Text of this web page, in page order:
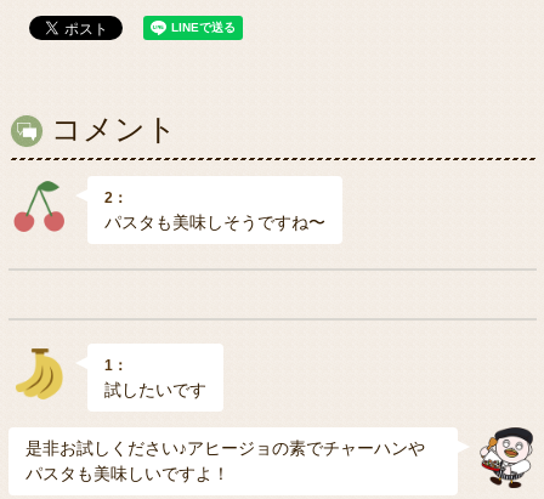
コメント
2：
パスタも美味しそうですね〜
1：
試したいです
是非お試しください♪アヒージョの素でチャーハンや
パスタも美味しいですよ！